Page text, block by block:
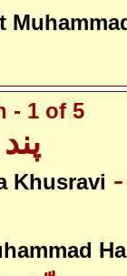
- 1 of 5
پند
Khusravi